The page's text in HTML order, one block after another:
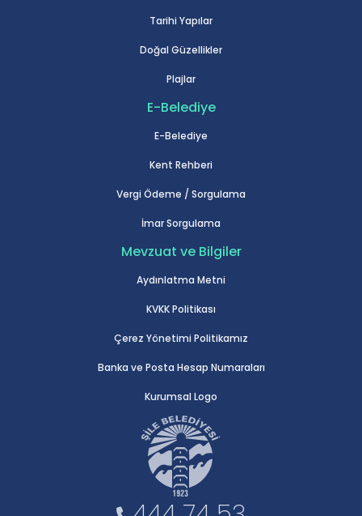
Tarihi Yapılar
Doğal Güzellikler
Plajlar
E-Belediye
E-Belediye
Kent Rehberi
Vergi Ödeme / Sorgulama
İmar Sorgulama
Mevzuat ve Bilgiler
Aydınlatma Metni
KVKK Politikası
Çerez Yönetimi Politikamız
Banka ve Posta Hesap Numaraları
Kurumsal Logo